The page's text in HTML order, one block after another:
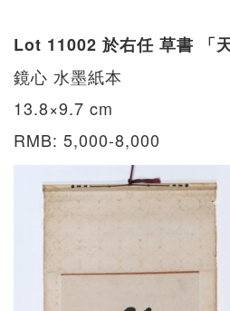
Lot 11002 於右任 草書 「天
鏡心 水墨紙本
13.8×9.7 cm
RMB: 5,000-8,000